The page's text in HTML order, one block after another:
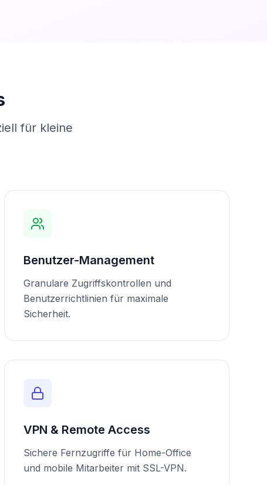
für kleine
Benutzer-Management
Granulare Zugriffskontrollen und
Benutzerrichtlinien für maximale
Sicherheit.
VPN & Remote Access
Sichere Fernzugriffe für Home-Office
und mobile Mitarbeiter mit SSL-VPN.